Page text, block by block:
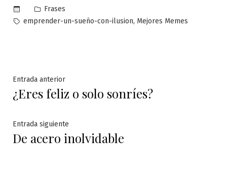
Publicado
en
Frases
Etiquetas:
emprender-un-sueño-con-ilusion, Mejores Memes
Navegación
de
entradas
Entrada anteriorEntrada
anterior:
¿Eres feliz o solo sonríes?
Entrada siguiente
siguiente:
De acero inolvidable